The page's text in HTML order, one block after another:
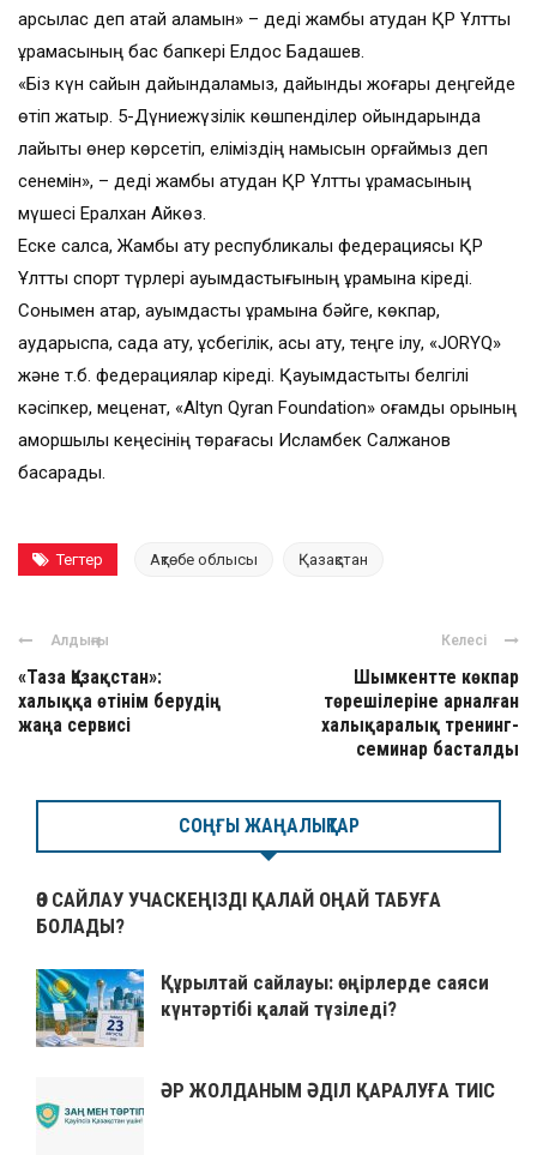
қарсылас деп атай аламын» – деді жамбы атудан ҚР Ұлттық
құрамасының бас бапкері Елдос Бадашев.
«Біз күн сайын дайындаламыз, дайындық жоғары деңгейде
өтіп жатыр. 5-Дүниежүзілік көшпенділер ойындарында
лайықты өнер көрсетіп, еліміздің намысын қорғаймыз деп
сенемін», – деді жамбы атудан ҚР Ұлттық құрамасының
мүшесі Ералхан Айкөз.
Еске салсақ, Жамбы ату республикалық федерациясы ҚР
Ұлттық спорт түрлері қауымдастығының құрамына кіреді.
Сонымен қатар, қауымдастық құрамына бәйге, көкпар,
аударыспақ, садақ ату, құсбегілік, асық ату, теңге ілу, «JORYQ»
және т.б. федерациялар кіреді. Қауымдастықты белгілі
кәсіпкер, меценат, «Altyn Qyran Foundation» қоғамдық қорының
қамқоршылық кеңесінің төрағасы Исламбек Салжанов
басқарады.
Тегтер Ақтөбе облысы Қазақстан
Алдыңғы
«Таза Қазақстан»:
халыққа өтінім берудің
жаңа сервисі
Келесі
Шымкентте көкпар
төрешілеріне арналған
халықаралық тренинг-
семинар басталды
СОҢҒЫ ЖАҢАЛЫҚТАР
ӨЗ САЙЛАУ УЧАСКЕҢІЗДІ ҚАЛАЙ ОҢАЙ ТАБУҒА
БОЛАДЫ?
Құрылтай сайлауы: өңірлерде саяси
күнтәртібі қалай түзіледі?
ӘР ЖОЛДАНЫМ ӘДІЛ ҚАРАЛУҒА ТИІС